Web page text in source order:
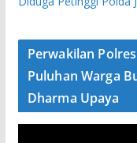
Perwakilan
Puluhan Warga
Dharma Upaya